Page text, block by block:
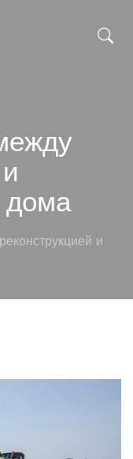
дома
и